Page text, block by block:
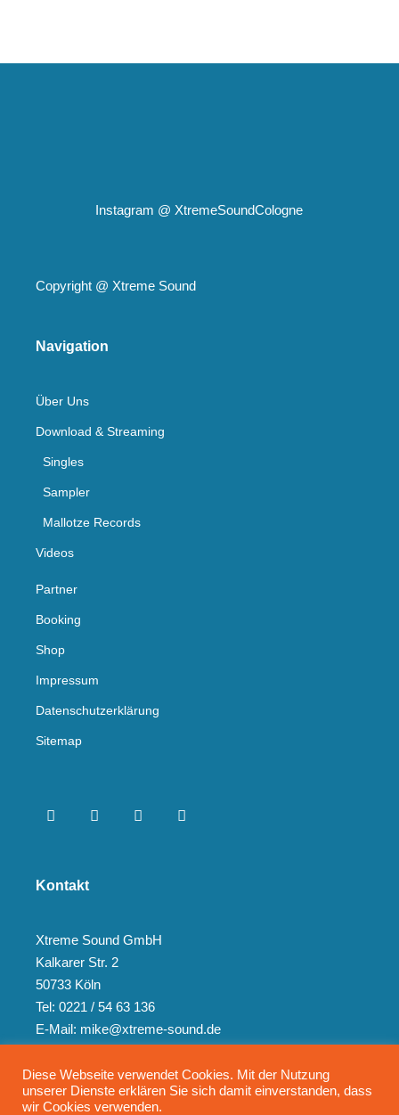
Instagram @ XtremeSoundCologne
Copyright @ Xtreme Sound
Navigation
Über Uns
Download & Streaming
Singles
Sampler
Mallotze Records
Videos
Partner
Booking
Shop
Impressum
Datenschutzerklärung
Sitemap
Kontakt
Xtreme Sound GmbH
Kalkarer Str. 2
50733 Köln
Tel: 0221 / 54 63 136
E-Mail: mike@xtreme-sound.de
Diese Webseite verwendet Cookies. Mit der Nutzung
unserer Dienste erklären Sie sich damit einverstanden, dass
wir Cookies verwenden.